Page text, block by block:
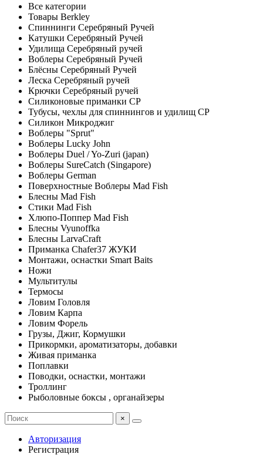
Все категории
Товары Berkley
Спиннинги Серебряный Ручей
Катушки Серебряный Ручей
Удилища Серебряный ручей
Воблеры Серебряный Ручей
Блёсны Серебряный Ручей
Леска Серебряный ручей
Крючки Серебряный ручей
Силиконовые приманки СР
Тубусы, чехлы для спиннингов и удилищ СР
Силикон Микроджиг
Воблеры "Sprut"
Воблеры Lucky John
Воблеры Duel / Yo-Zuri (japan)
Воблеры SureCatch (Singapore)
Воблеры German
Поверхностные Воблеры Mad Fish
Блесны Mad Fish
Стики Mad Fish
Хлюпо-Поппер Mad Fish
Блесны Vyunoffka
Блесны LarvaCraft
Приманка Chafer37 ЖУКИ
Монтажи, оснастки Smart Baits
Ножи
Мультитулы
Термосы
Ловим Головля
Ловим Карпа
Ловим Форель
Грузы, Джиг, Кормушки
Прикормки, ароматизаторы, добавки
Живая приманка
Поплавки
Поводки, оснастки, монтажи
Троллинг
Рыболовные боксы , органайзеры
×
Авторизация
Регистрация